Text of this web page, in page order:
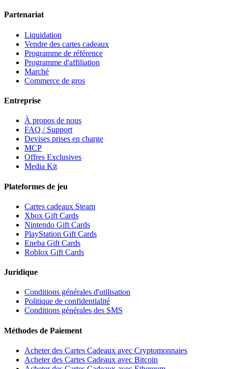
Partenariat
Liquidation
Vendre des cartes cadeaux
Programme de référence
Programme d'affiliation
Marché
Commerce de gros
Entreprise
À propos de nous
FAQ / Support
Devises prises en charge
MCP
Offres Exclusives
Media Kit
Plateformes de jeu
Cartes cadeaux Steam
Xbox Gift Cards
Nintendo Gift Cards
PlayStation Gift Cards
Eneba Gift Cards
Roblox Gift Cards
Juridique
Conditions générales d'utilisation
Politique de confidentialité
Conditions générales des SMS
Méthodes de Paiement
Acheter des Cartes Cadeaux avec Cryptomonnaies
Acheter des Cartes Cadeaux avec Bitcoin